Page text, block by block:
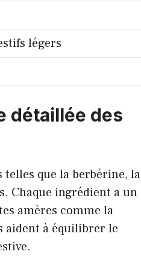
légers
détaillée des
que la berbérine, la
Chaque ingrédient a un
amères comme la
aident à équilibrer le